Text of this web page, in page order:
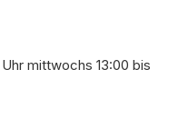
mittwochs 13:00 bis